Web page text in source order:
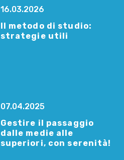
16.03.2026
Il metodo di studio:
strategie utili
07.04.2025
Gestire il passaggio
dalle medie alle
superiori, con serenità!